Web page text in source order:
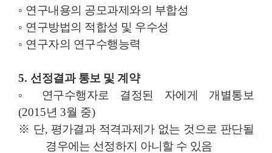
◦ 연구내용의 공모과제와의 부합성
◦ 연구방법의 적합성 및 우수성
◦ 연구자의 연구수행능력
5. 선정결과 통보 및 계약
◦
연구수행자로 결정된 자에게 개별통보
(2015년 3월 중)
※ 단, 평가결과 적격과제가 없는 것으로 판단될
경우에는 선정하지 아니할 수 있음